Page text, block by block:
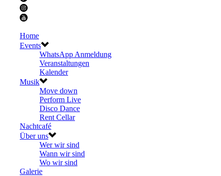
Home
Events
WhatsApp Anmeldung
Veranstaltungen
Kalender
Musik
Move down
Perform Live
Disco Dance
Rent Cellar
Nachtcafé
Über uns
Wer wir sind
Wann wir sind
Wo wir sind
Galerie